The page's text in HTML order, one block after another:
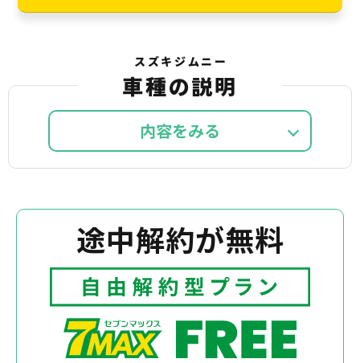
スズキジムニー
車種の説明
内容を
途中解約が無料